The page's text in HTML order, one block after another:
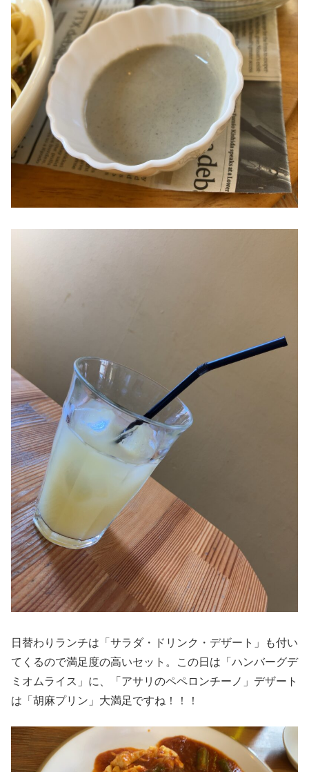
日替わりランチは「サラダ・ドリンク・デザート」も付い
てくるので満足度の高いセット。この日は「ハンバーグデ
ミオムライス」に、「アサリのペペロンチーノ」デザート
は「胡麻プリン」大満足ですね！！！